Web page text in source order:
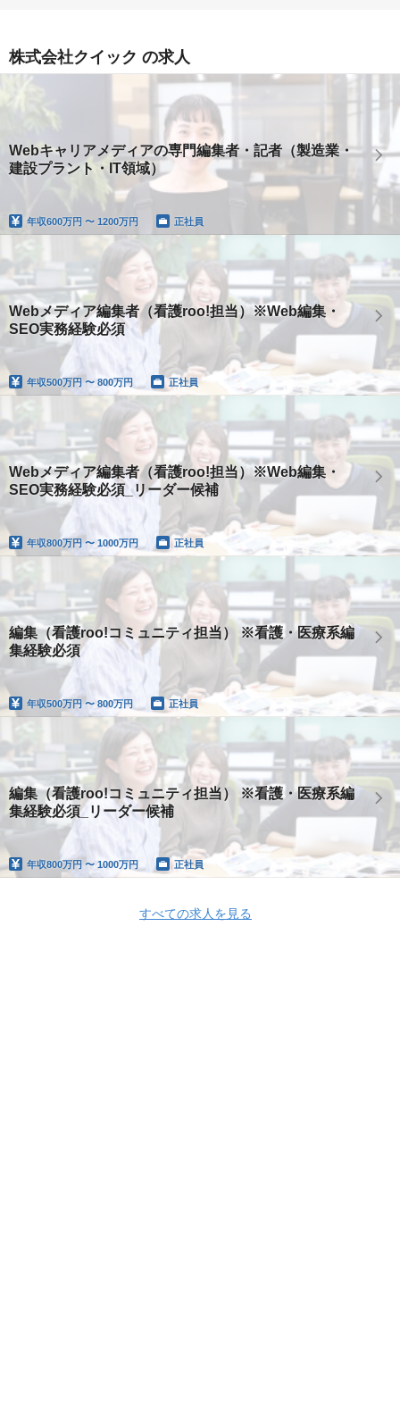
株式会社クイック の求人
Webキャリアメディアの専門編集者・記者（製造業・
建設プラント・IT領域）
年収600万円 〜 1200万円 正社員
Webメディア編集者（看護roo!担当）※Web編集・
SEO実務経験必須
年収500万円 〜 800万円 正社員
Webメディア編集者（看護roo!担当）※Web編集・
SEO実務経験必須_リーダー候補
年収800万円 〜 1000万円 正社員
編集（看護roo!コミュニティ担当） ※看護・医療系編
集経験必須
年収500万円 〜 800万円 正社員
編集（看護roo!コミュニティ担当） ※看護・医療系編
集経験必須_リーダー候補
年収800万円 〜 1000万円 正社員
すべての求人を見る